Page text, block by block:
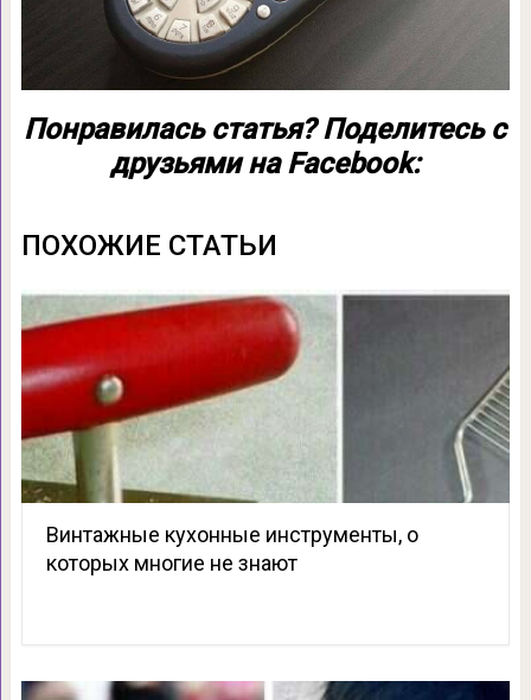
Понравилась статья? Поделитесь с
друзьями на Facebook:
ПОХОЖИЕ СТАТЬИ
Винтажные кухонные инструменты, о
которых многие не знают